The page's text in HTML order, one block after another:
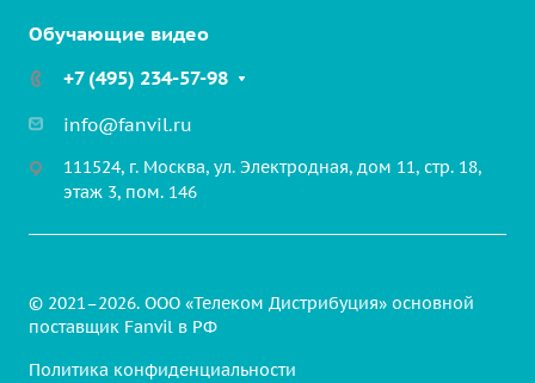
VoIP шлюзы
Бизнес-конференции
Аксессуары
Промышленные решения
Медицинские решения
Транспортные решения
Обучающие видео
+7 (495) 234-57-98
info@fanvil.ru
111524, г. Москва, ул. Электродная, дом 11, стр. 18,
этаж 3, пом. 146
© 2021–2026. ООО «Телеком Дистрибуция» основной
поставщик Fanvil в РФ
Политика конфиденциальности